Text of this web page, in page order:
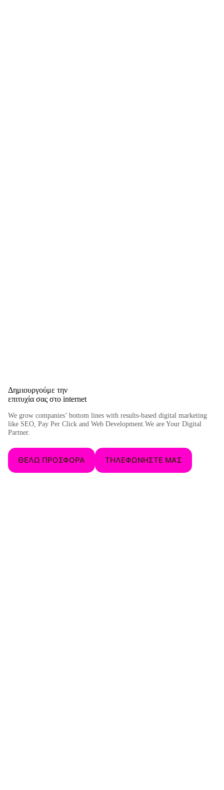
Δημιουργούμε την
επιτυχία σας στο internet
We grow companies’ bottom lines with results-based digital marketing
like SEO, Pay Per Click and Web Development.We are Your Digital
Partner.
ΘΕΛΩ ΠΡΟΣΦΟΡΑ ΤΗΛΕΦΩΝΗΣΤΕ ΜΑΣ